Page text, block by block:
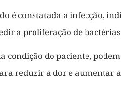
é constatada a infecção,
a proliferação de
condição do paciente,
reduzir a dor e aumentar